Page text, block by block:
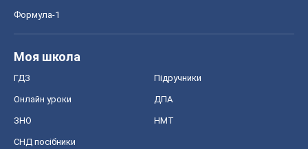
Формула-1
Моя школа
ГДЗ Підручники
Онлайн уроки ДПА
ЗНО НМТ
СНД посібники